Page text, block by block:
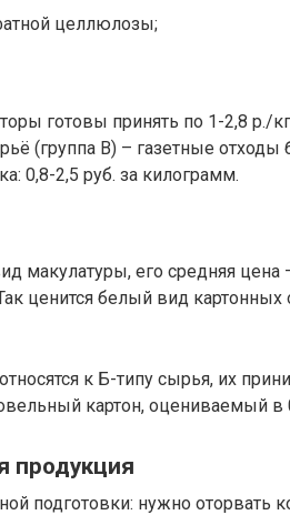
целлюлозы;
готовы принять по 1-2,8 р./
(группа В) – газетные отходы
0,8-2,5 руб. за килограмм.
макулатуры, его средняя цена
ценится белый вид
к Б-типу сырья, их
картон, оцениваемый в
продукция
подготовки: нужно оторвать